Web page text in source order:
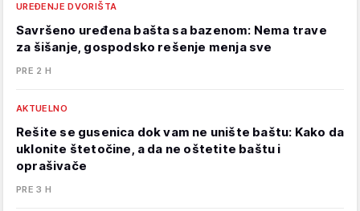
UREĐENJE DVORIŠTA
Savršeno uređena bašta sa bazenom: Nema trave
za šišanje, gospodsko rešenje menja sve
PRE 2 H
AKTUELNO
Rešite se gusenica dok vam ne unište baštu: Kako da
uklonite štetočine, a da ne oštetite baštu i
oprašivače
PRE 3 H